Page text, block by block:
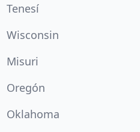
Tenesí
Wisconsin
Misuri
Oregón
Oklahoma